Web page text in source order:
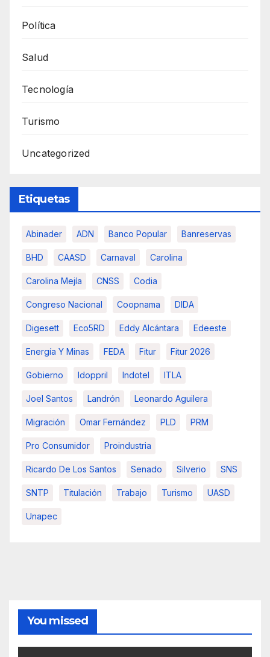
Política
Salud
Tecnología
Turismo
Uncategorized
Etiquetas
Abinader ADN Banco Popular Banreservas
BHD CAASD Carnaval Carolina
Carolina Mejía CNSS Codia
Congreso Nacional Coopnama DIDA
Digesett Eco5RD Eddy Alcántara Edeeste
Energía Y Minas FEDA Fitur Fitur 2026
Gobierno Idoppril Indotel ITLA
Joel Santos Landrón Leonardo Aguilera
Migración Omar Fernández PLD PRM
Pro Consumidor Proindustria
Ricardo De Los Santos Senado Silverio SNS
SNTP Titulación Trabajo Turismo UASD
Unapec
You missed